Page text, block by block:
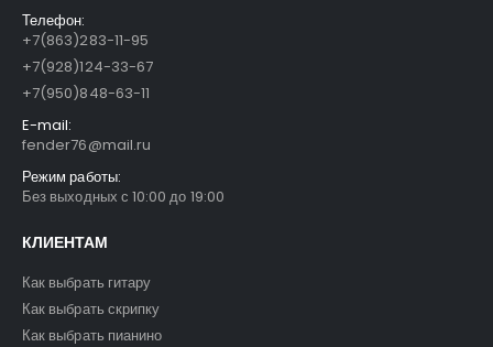
Телефон:
+7(863)283-11-95
+7(928)124-33-67
+7(950)848-63-11
E-mail:
fender76@mail.ru
Режим работы:
Без выходных с 10:00 до 19:00
КЛИЕНТАМ
Как выбрать гитару
Как выбрать скрипку
Как выбрать пианино